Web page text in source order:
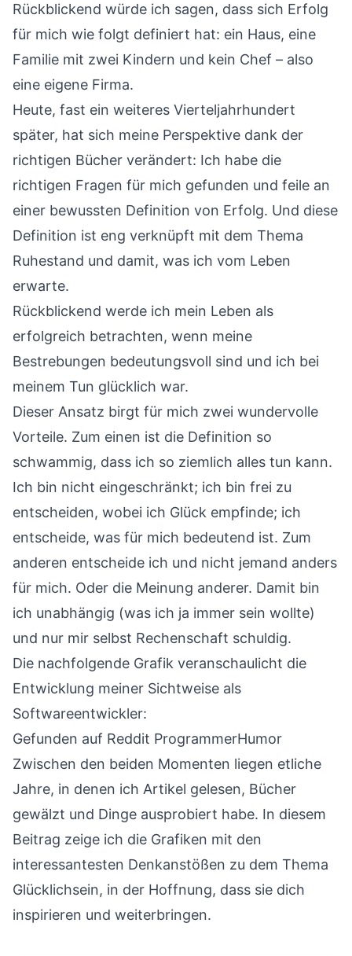
Rückblickend würde ich sagen, dass sich Erfolg
für mich wie folgt definiert hat: ein Haus, eine
Familie mit zwei Kindern und kein Chef – also
eine eigene Firma.
Heute, fast ein weiteres Vierteljahrhundert
später, hat sich meine Perspektive dank der
richtigen Bücher verändert: Ich habe die
richtigen Fragen für mich gefunden und feile an
einer bewussten Definition von Erfolg. Und diese
Definition ist eng verknüpft mit dem Thema
Ruhestand und damit, was ich vom Leben
erwarte.
Rückblickend werde ich mein Leben als
erfolgreich betrachten, wenn meine
Bestrebungen bedeutungsvoll sind und ich bei
meinem Tun glücklich war.
Dieser Ansatz birgt für mich zwei wundervolle
Vorteile. Zum einen ist die Definition so
schwammig, dass ich so ziemlich alles tun kann.
Ich bin nicht eingeschränkt; ich bin frei zu
entscheiden, wobei ich Glück empfinde; ich
entscheide, was für mich bedeutend ist. Zum
anderen entscheide ich und nicht jemand anders
für mich. Oder die Meinung anderer. Damit bin
ich unabhängig (was ich ja immer sein wollte)
und nur mir selbst Rechenschaft schuldig.
Die nachfolgende Grafik veranschaulicht die
Entwicklung meiner Sichtweise als
Softwareentwickler:
Gefunden auf Reddit ProgrammerHumor
Zwischen den beiden Momenten liegen etliche
Jahre, in denen ich Artikel gelesen, Bücher
gewälzt und Dinge ausprobiert habe. In diesem
Beitrag zeige ich die Grafiken mit den
interessantesten Denkanstößen zu dem Thema
Glücklichsein, in der Hoffnung, dass sie dich
inspirieren und weiterbringen.